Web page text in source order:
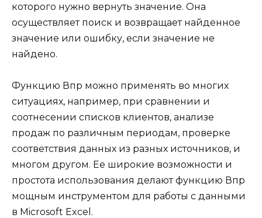
которого нужно вернуть значение. Она
осуществляет поиск и возвращает найденное
значение или ошибку, если значение не
найдено.
Функцию Впр можно применять во многих
ситуациях, например, при сравнении и
соотнесении списков клиентов, анализе
продаж по различным периодам, проверке
соответствия данных из разных источников, и
многом другом. Ее широкие возможности и
простота использования делают функцию Впр
мощным инструментом для работы с данными
в Microsoft Excel.